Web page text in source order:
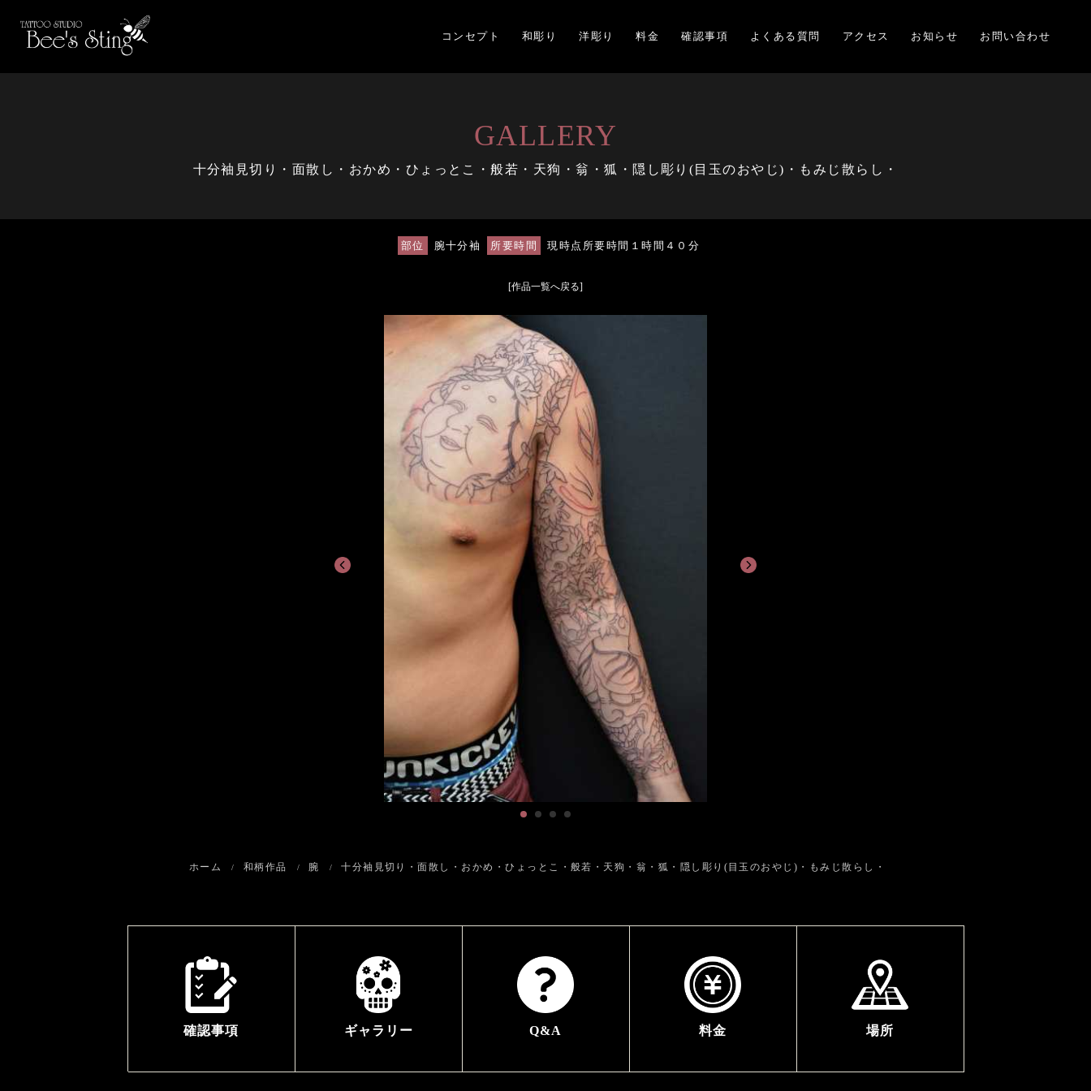
コンセプト 和彫り 洋彫り 料金 確認事項 よくある質問 アクセス お知らせ お問い合わせ
GALLERY
十分袖見切り・面散し・おかめ・ひょっとこ・般若・天狗・翁・狐・隠し彫り(目玉のおやじ)・もみじ散らし・
部位 腕十分袖 所要時間 現時点所要時間１時間４０分
ホーム 和柄作品 腕 十分袖見切り・面散し・おかめ・ひょっとこ・般若・天狗・翁・狐・隠し彫り(目玉のおやじ)・もみじ散らし・
確認事項 ギャラリー Q&A 料金 場所